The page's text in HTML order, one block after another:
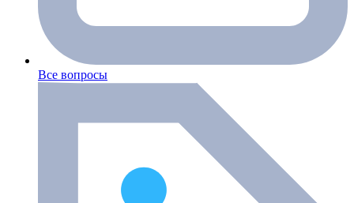
Все вопросы